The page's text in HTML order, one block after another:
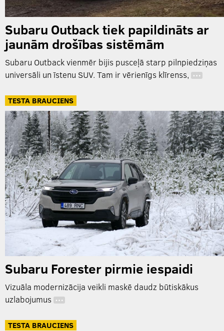
Subaru Outback tiek papildināts ar
jaunām drošības sistēmām
Subaru Outback vienmēr bijis pusceļā starp pilnpiedziņas
universāli un īstenu SUV. Tam ir vērienīgs klīrenss, …
TESTA BRAUCIENS
Subaru Forester pirmie iespaidi
Vizuāla modernizācija veikli maskē daudz būtiskākus
uzlabojumus …
TESTA BRAUCIENS